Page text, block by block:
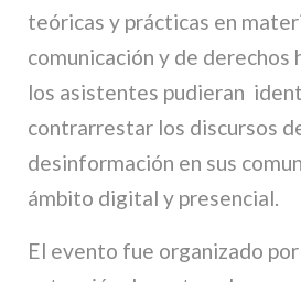
teóricas y prácticas en
comunicación y de derechos
los asistentes pudieran
contrarrestar los discursos
desinformación en sus
ámbito digital y presencial.
El evento fue organizado